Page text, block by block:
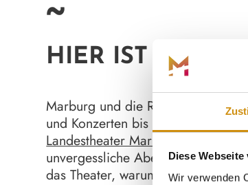
Diese
Wir verwenden
~
HIER IST WAS
Marburg und die Region bieten dir
und Konzerten bis hin zu Märkten
Landestheater Marburg
unvergessliche Abende sorgt. Als
das Theater, warum es zu den